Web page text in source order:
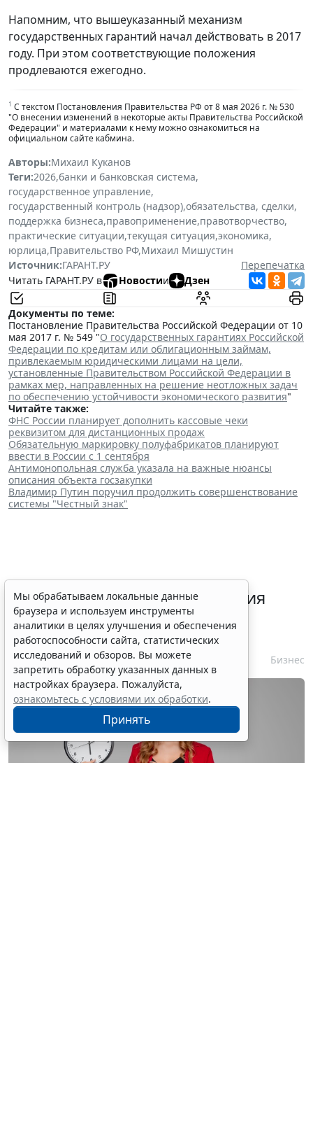
Напомним, что вышеуказанный механизм
государственных гарантий начал действовать в 2017
году. При этом соответствующие положения
продлеваются ежегодно.
1 С текстом Постановления Правительства РФ от 8 мая 2026 г. № 530
"О внесении изменений в некоторые акты Правительства Российской
Федерации" и материалами к нему можно ознакомиться на
официальном сайте кабмина.
Авторы:Михаил Куканов
Теги:2026,банки и банковская система,
государственное управление,
государственный контроль (надзор),обязательства, сделки,
поддержка бизнеса,правоприменение,правотворчество,
практические ситуации,текущая ситуация,экономика,
юрлица,Правительство РФ,Михаил Мишустин
Источник:ГАРАНТ.РУ
Перепечатка
Читать ГАРАНТ.РУ в
Новостии Дзен
Документы по теме:
Постановление Правительства Российской Федерации от 10
мая 2017 г. № 549 "О государственных гарантиях Российской
Федерации по кредитам или облигационным займам,
привлекаемым юридическими лицами на цели,
установленные Правительством Российской Федерации в
рамках мер, направленных на решение неотложных задач
по обеспечению устойчивости экономического развития"
Читайте также:
ФНС России планирует дополнить кассовые чеки
реквизитом для дистанционных продаж
Обязательную маркировку полуфабрикатов планируют
ввести в России с 1 сентября
Антимонопольная служба указала на важные нюансы
описания объекта госзакупки
Владимир Путин поручил продолжить совершенствование
системы "Честный знак"
Срок согласования заключения
контракта с единственным
контрагентом сократили
7 августа 2026 16:55 Бизнес
Мы обрабатываем локальные данные
браузера и используем инструменты
аналитики в целях улучшения и обеспечения
работоспособности сайта, статистических
исследований и обзоров. Вы можете
запретить обработку указанных данных в
настройках браузера. Пожалуйста,
ознакомьтесь с условиями их обработки.
Принять